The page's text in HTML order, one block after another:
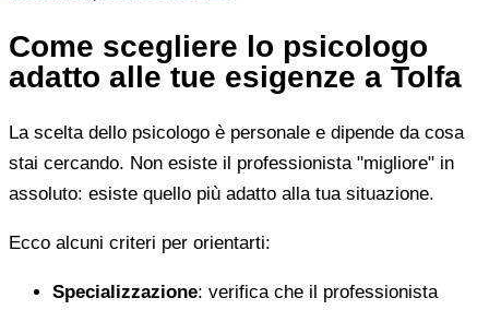
Come scegliere lo psicologo
adatto alle tue esigenze a Tolfa
La scelta dello psicologo è personale e dipende da cosa
stai cercando. Non esiste il professionista "migliore" in
assoluto: esiste quello più adatto alla tua situazione.
Ecco alcuni criteri per orientarti:
Specializzazione: verifica che il professionista